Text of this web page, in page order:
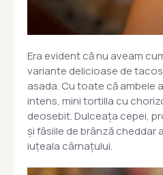
Era evident că nu aveam
variante delicioase de
asada. Cu toate că ambele
intens, mini tortilla cu
deosebit. Dulceața cepei,
și fâsiile de brânză
iuțeala cârnațului.